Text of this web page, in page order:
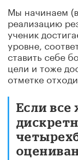
Мы начинаем
реализацию
ученик
уровне,
ставить себе
цели и тоже
отметке
Если все